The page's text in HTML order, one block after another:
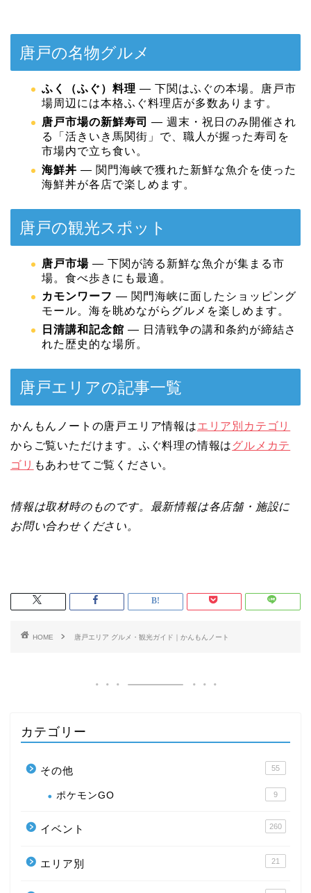
唐戸の名物グルメ
ふく（ふぐ）料理 — 下関はふぐの本場。唐戸市
場周辺には本格ふぐ料理店が多数あります。
唐戸市場の新鮮寿司 — 週末・祝日のみ開催され
る「活きいき馬関街」で、職人が握った寿司を
市場内で立ち食い。
海鮮丼 — 関門海峡で獲れた新鮮な魚介を使った
海鮮丼が各店で楽しめます。
唐戸の観光スポット
唐戸市場 — 下関が誇る新鮮な魚介が集まる市
場。食べ歩きにも最適。
カモンワーフ — 関門海峡に面したショッピング
モール。海を眺めながらグルメを楽しめます。
日清講和記念館 — 日清戦争の講和条約が締結さ
れた歴史的な場所。
唐戸エリアの記事一覧
かんもんノートの唐戸エリア情報はエリア別カテゴリ
からご覧いただけます。ふぐ料理の情報は グルメカテ
ゴリ もあわせてご覧ください。
情報は取材時のものです。最新情報は各店舗・施設に
お問い合わせください。
HOME 唐戸エリア グルメ・観光ガイド｜かんもんノート
カテゴリー
その他 55
ポケモンGO 9
イベント 260
エリア別 21